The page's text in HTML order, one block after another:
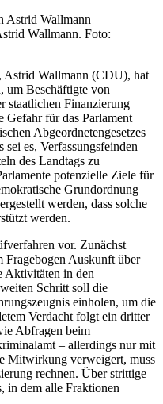
Wallmann. Foto:
Astrid Wallmann (CDU), hat
um Beschäftigte von
staatlichen Finanzierung
Gefahr für das Parlament
Abgeordnetengesetzes
sei es, Verfassungsfeinden
des Landtags zu
potenzielle Ziele für
Grundordnung
werden, dass solche
werden.
vor. Zunächst
Auskunft über
Aktivitäten in den
Schritt soll die
einholen, um die
Verdacht folgt ein dritter
Abfragen beim
– allerdings nur mit
Mitwirkung verweigert, muss
rechnen. Über strittige
in dem alle Fraktionen